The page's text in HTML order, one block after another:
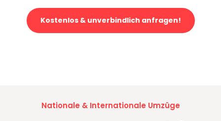
Kostenlos & unverbindlich anfragen!
Nationale & Internationale Umzüge